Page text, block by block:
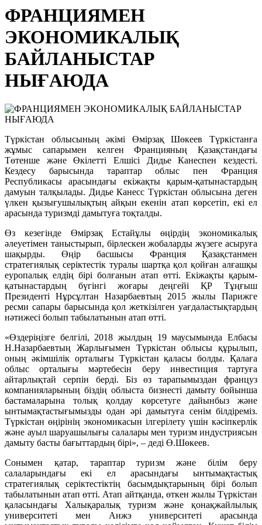
ФРАНЦИЯМЕН
ЭКОНОМИКАЛЫҚ
БАЙЛАНЫСТАР
НЫҒАЮДА
Түркістан облысының әкімі Өмірзақ Шөкеев Түркістанға
жұмыс сапарымен келген Францияның Қазақстандағы
Төтенше және Өкілетті Елшісі Дидье Канеспен кездесті.
Кездесу барысында тараптар облыс пен Франция
Республикасы арасындағы екіжақты қарым-қатынастардың
дамуын талқылады. Дидье Канесс Түркістан облысына деген
үлкен қызығушылықтың айқын екенін атап көрсетіп, екі ел
арасында туризмді дамытуға тоқталды.
Өз кезегінде Өмірзақ Естайұлы өңірдің экономикалық
әлеуетімен таныстырып, бірлескен жобаларды жүзеге асыруға
шақырды. Өңір басшысы Франция Қазақстанмен
стратегиялық серіктестік туралы шартқа қол қойған алғашқы
еуропалық елдің бірі болғанын атап өтті. Екіжақты қарым-
қатынастардың бүгінгі жоғары деңгейі ҚР Тұңғыш
Президенті Нұрсұлтан Назарбаевтың 2015 жылы Парижге
ресми сапары барысында қол жеткізілген уағдаластықтардың
нәтижесі болып табылатынын атап өтті.
«Өздеріңізге белгілі, 2018 жылдың 19 маусымында Елбасы
Н.Назарбаевтың Жарлығымен Түркістан облысы құрылып,
оның әкімшілік орталығы Түркістан қаласы болды. Қалаға
облыс орталығы мәртебесін беру инвестиция тартуға
айтарлықтай серпін берді. Біз өз тарапымыздан француз
компанияларының біздің облыста бизнесті дамыту бойынша
бастамаларына толық қолдау көрсетуге дайынбыз және
ынтымақтастығымызды одан әрі дамытуға сенім білдіреміз.
Түркістан өңірінің экономикасын ілгерілету үшін кәсіпкерлік
және ауыл шаруашылығы салалары мен туризм индустриясын
дамыту басты бағыттардың бірі», – деді Ө.Шөкеев.
Сонымен қатар, тараптар туризм және білім беру
салаларындағы екі ел арасындағы ынтымақтастық
стратегиялық серіктестіктің басымдықтарының бірі болып
табылатынын атап өтті. Атап айтқанда, өткен жылы Түркістан
қаласындағы Халықаралық туризм және қонақжайлылық
университеті мен Анжэ университеті арасында